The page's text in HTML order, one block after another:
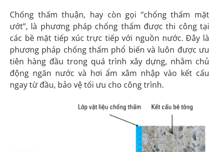
Chống thấm thuận, hay còn gọi ‘’chống thấm mặt
ướt’’, là phương pháp chống thấm được thi công tại
các bề mặt tiếp xúc trực tiếp với nguồn nước. Đây là
phương pháp chống thấm phổ biến và luôn được ưu
tiên hàng đầu trong quá trình xây dựng, nhằm chủ
động ngăn nước và hơi ẩm xâm nhập vào kết cấu
ngay từ đầu, bảo vệ tối ưu cho công trình.